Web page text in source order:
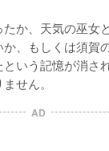
か、天気の巫女
、もしくは須賀
いう記憶が消さ
せん。
AD